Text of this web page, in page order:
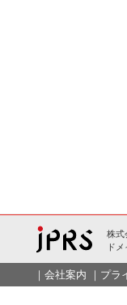
株式
ド
｜ 会社案内 ｜ プラ